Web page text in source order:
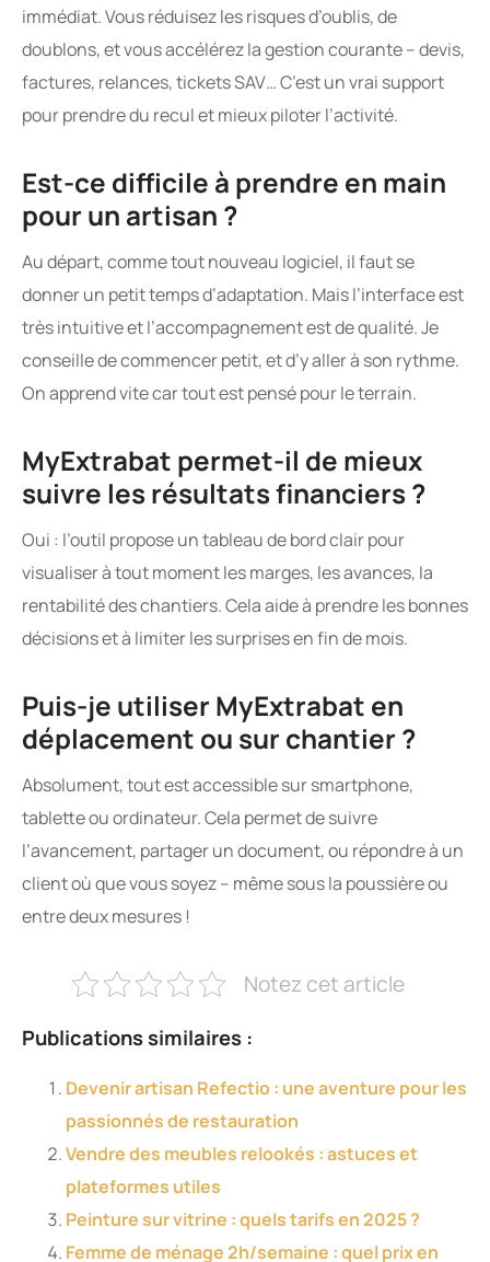
immédiat. Vous réduisez les risques d’oublis, de
doublons, et vous accélérez la gestion courante – devis,
factures, relances, tickets SAV… C’est un vrai support
pour prendre du recul et mieux piloter l’activité.
Est-ce difficile à prendre en main
pour un artisan ?
Au départ, comme tout nouveau logiciel, il faut se
donner un petit temps d’adaptation. Mais l’interface est
très intuitive et l’accompagnement est de qualité. Je
conseille de commencer petit, et d’y aller à son rythme.
On apprend vite car tout est pensé pour le terrain.
MyExtrabat permet-il de mieux
suivre les résultats financiers ?
Oui : l’outil propose un tableau de bord clair pour
visualiser à tout moment les marges, les avances, la
rentabilité des chantiers. Cela aide à prendre les bonnes
décisions et à limiter les surprises en fin de mois.
Puis-je utiliser MyExtrabat en
déplacement ou sur chantier ?
Absolument, tout est accessible sur smartphone,
tablette ou ordinateur. Cela permet de suivre
l’avancement, partager un document, ou répondre à un
client où que vous soyez – même sous la poussière ou
entre deux mesures !
Notez cet article
Publications similaires :
Devenir artisan Refectio : une aventure pour les
passionnés de restauration
Vendre des meubles relookés : astuces et
plateformes utiles
Peinture sur vitrine : quels tarifs en 2025 ?
Femme de ménage 2h/semaine : quel prix en